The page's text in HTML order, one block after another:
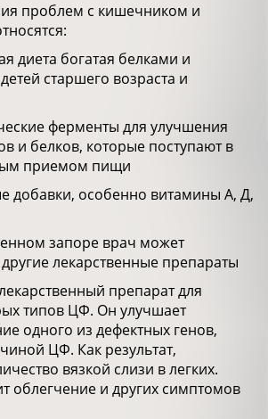
проблем с кишечником и
богатая белками и
старшего возраста и
ферменты для улучшения
и белков, которые поступают в
приемом пищи
особенно витамины А, Д,
запоре врач может
лекарственные препараты
препарат для
типов ЦФ. Он улучшает
одного из дефектных генов,
ЦФ. Как результат,
вязкой слизи в легких.
облегчение и других симптомов